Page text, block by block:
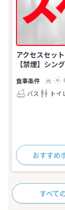
アクセスセッ
【禁煙】シン
バス
トイ
おすすめ
すべて